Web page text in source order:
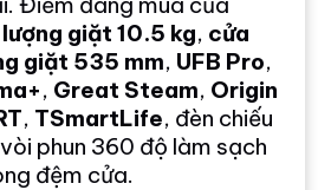
giặt 10.5 kg, cửa
giặt 535 mm, UFB Pro,
, Great Steam, Origin
, TSmartLife, đèn chiếu
phun 360 độ làm sạch
đệm cửa.